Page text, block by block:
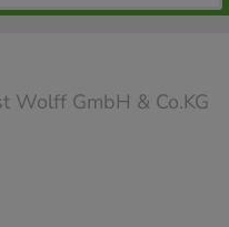
Wolff GmbH & Co.KG